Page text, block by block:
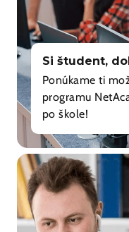
Si študent,
Ponúkame ti
programu
po škole!